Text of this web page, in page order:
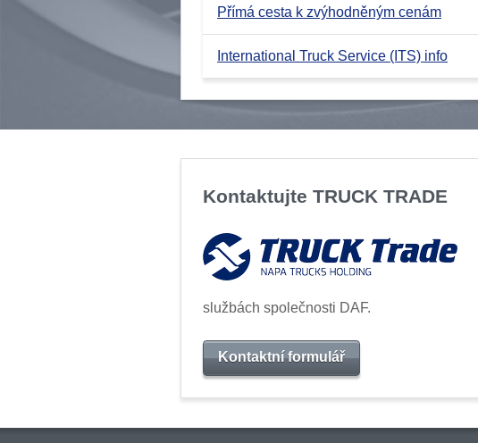
Přímá cesta k zvýhodněným cenám
International Truck Service (ITS) info
Kontaktujte TRUCK TRADE
službách společnosti DAF.
Kontaktní formulář